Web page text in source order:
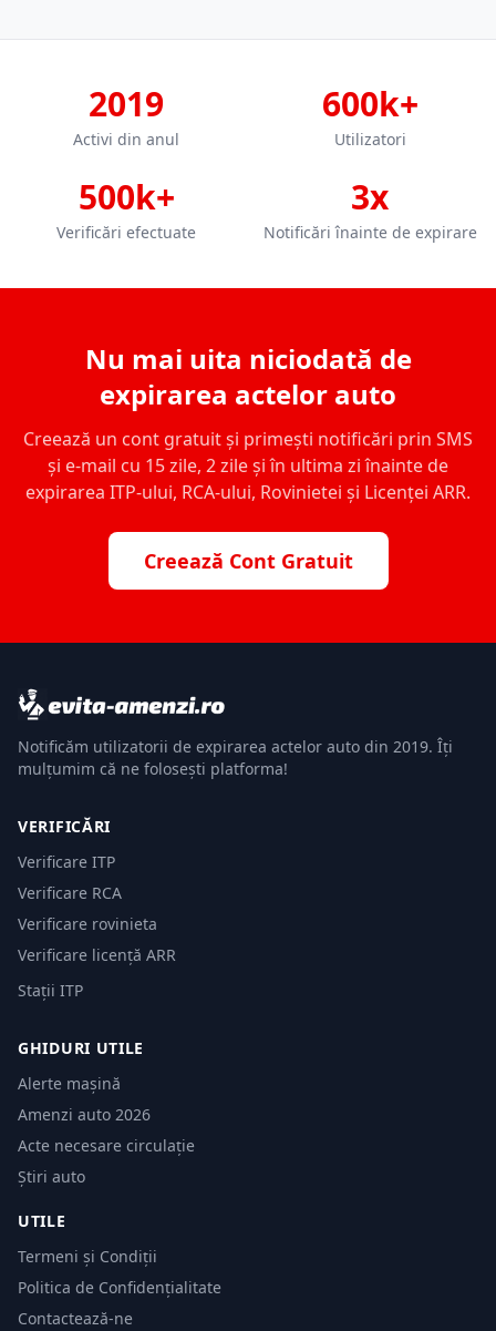
2019
Activi din anul
600k+
Utilizatori
500k+
Verificări efectuate
3x
Notificări înainte de expirare
Nu mai uita niciodată de
expirarea actelor auto
Creează un cont gratuit și primești notificări prin SMS
și e-mail cu 15 zile, 2 zile și în ultima zi înainte de
expirarea ITP-ului, RCA-ului, Rovinietei și Licenței ARR.
Creează Cont Gratuit
Notificăm utilizatorii de expirarea actelor auto din 2019. Îți
mulțumim că ne folosești platforma!
VERIFICĂRI
Verificare ITP
Verificare RCA
Verificare rovinieta
Verificare licență ARR
Stații ITP
GHIDURI UTILE
Alerte mașină
Amenzi auto 2026
Acte necesare circulație
Știri auto
UTILE
Termeni și Condiții
Politica de Confidențialitate
Contactează-ne